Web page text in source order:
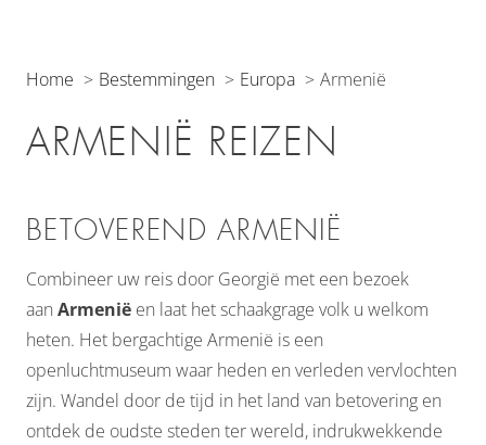
Home Bestemmingen Europa Armenië
ARMENIË REIZEN
BETOVEREND ARMENIË
Combineer uw reis door Georgië met een bezoek
aan Armenië en laat het schaakgrage volk u welkom
heten. Het bergachtige Armenië is een
openluchtmuseum waar heden en verleden vervlochten
zijn. Wandel door de tijd in het land van betovering en
ontdek de oudste steden ter wereld, indrukwekkende